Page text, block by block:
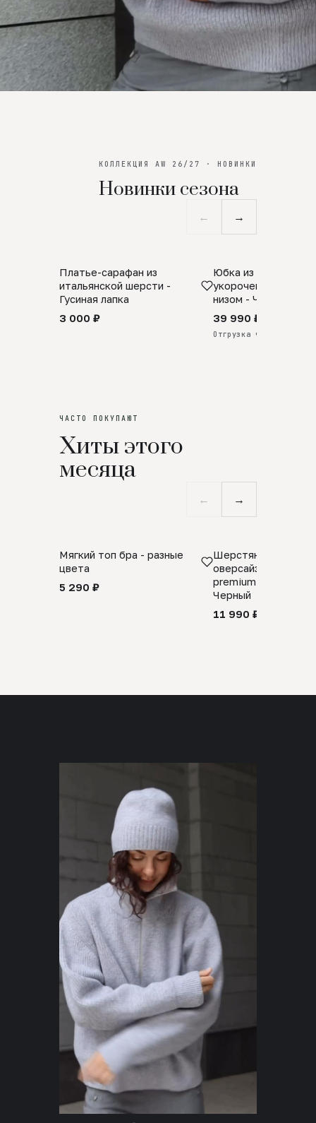
КОЛЛЕКЦИЯ AW 26/27 · НОВИНКИ
Новинки сезона
← →
SALE
Платье-сарафан из
итальянской шерсти -
Гусиная лапка
3 000 ₽
ПРЕДЗАКАЗ
Юбка из
укороченная с
низом - Черный
39 990 ₽
Отгрузка через 25 дней
ЧАСТО ПОКУПАЮТ
Хиты этого
месяца
← →
Мягкий топ бра - разные
цвета
5 290 ₽
Шерстяной свитер
оверсайз 100%
premium merino
Черный
11 990 ₽